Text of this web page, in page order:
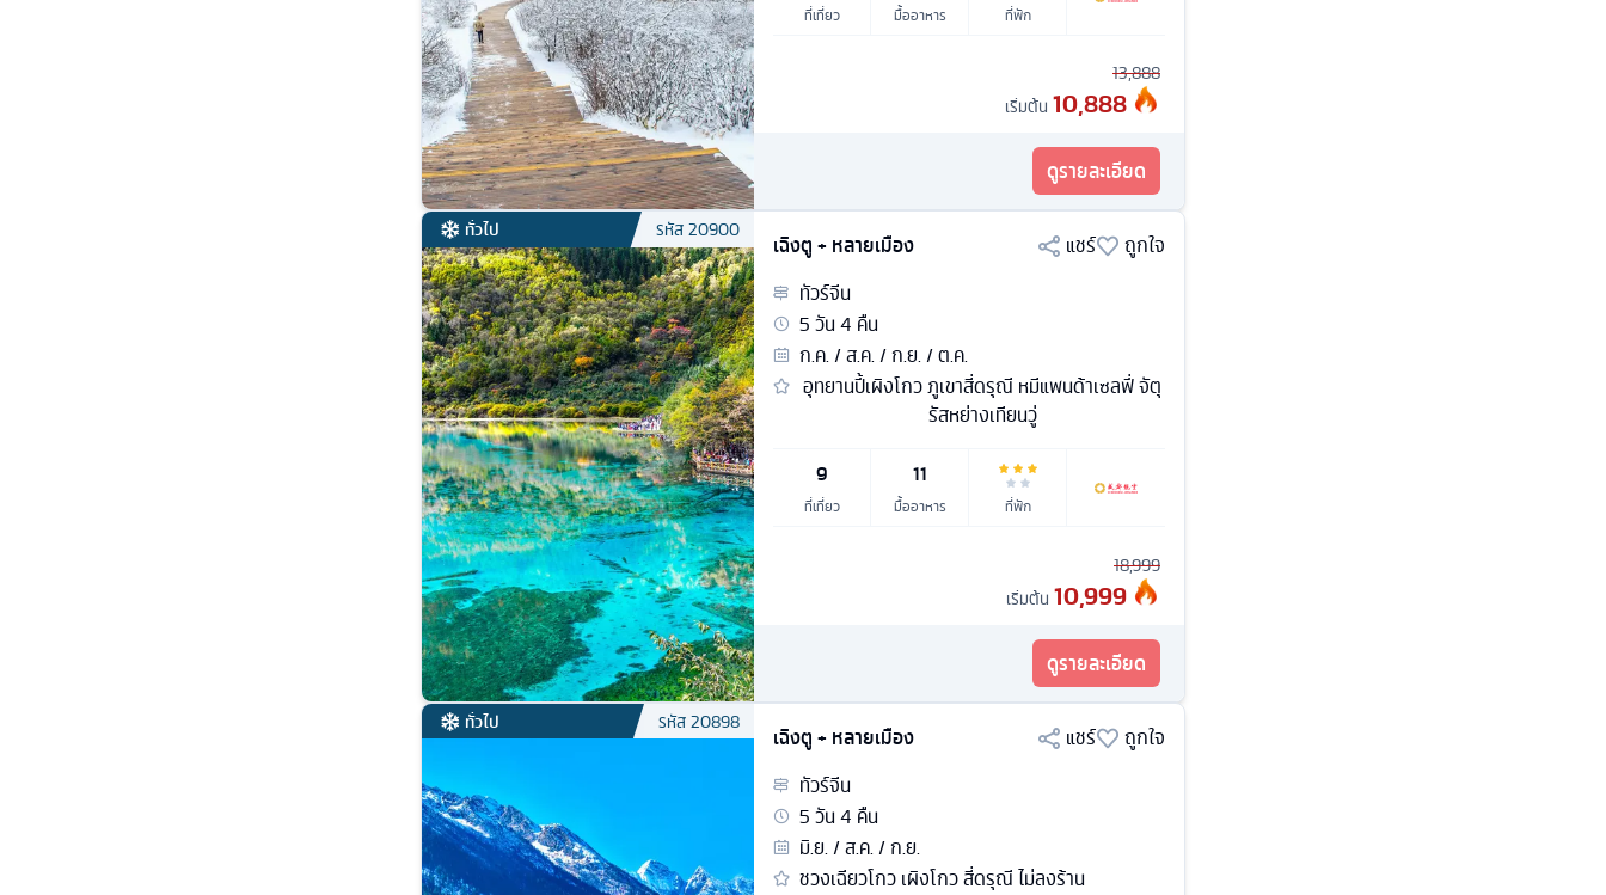
ที่เที่ยว มื้ออาหาร ที่พัก
13,888
เริ่มต้น 10,888
ดูรายละเอียด
ทั่วไป รหัส20900
เฉิงตู + หลายเมือง แชร์
ถูกใจ
ทัวร์จีน
5วัน4 คืน
ก.ค. / ส.ค. / ก.ย. / ต.ค.
อุทยานปี้เผิงโกว ภูเขาสี่ดรุณี หมีแพนด้าเซลฟี่ จัตุ
รัสหย่างเทียนวู่
9
ที่เที่ยว
11
มื้ออาหาร ที่พัก
18,999
เริ่มต้น 10,999
ดูรายละเอียด
ทั่วไป รหัส20898
เฉิงตู + หลายเมือง แชร์
ถูกใจ
ทัวร์จีน
5วัน4 คืน
มิ.ย. / ส.ค. / ก.ย.
ชวงเฉียวโกว เผิงโกว สี่ดรุณี ไม่ลงร้าน